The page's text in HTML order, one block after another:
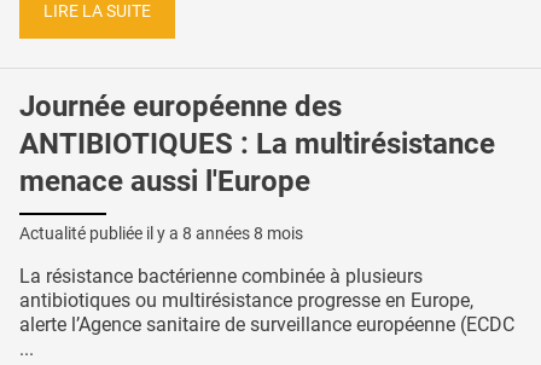
LIRE LA SUITE
Journée européenne des
ANTIBIOTIQUES : La multirésistance
menace aussi l'Europe
Actualité publiée il y a 8 années 8 mois
La résistance bactérienne combinée à plusieurs
antibiotiques ou multirésistance progresse en Europe,
alerte l’Agence sanitaire de surveillance européenne (ECDC
...